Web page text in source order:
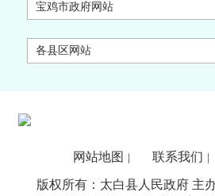
宝鸡市政府网站
各县区网站
网站地图 联系我们
版权所有：太白县人民政府 主